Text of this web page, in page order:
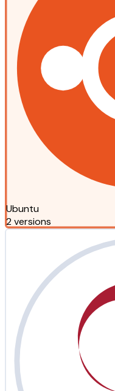
Ubuntu
2 versions